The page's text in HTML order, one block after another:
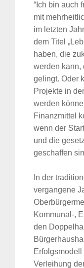
“Ich bin auch
mit
im letzten
dem Titel
haben, die
werden kann,
gelingt. Oder
Projekte in
werden
Finanzmittel
wenn der
und die
geschaffen
In der
vergangene
Kommunal-,
den
Verleihung